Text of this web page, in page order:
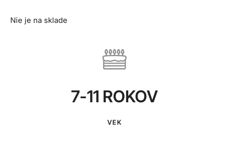
Nie je na sklade
7-11 ROKOV
VEK